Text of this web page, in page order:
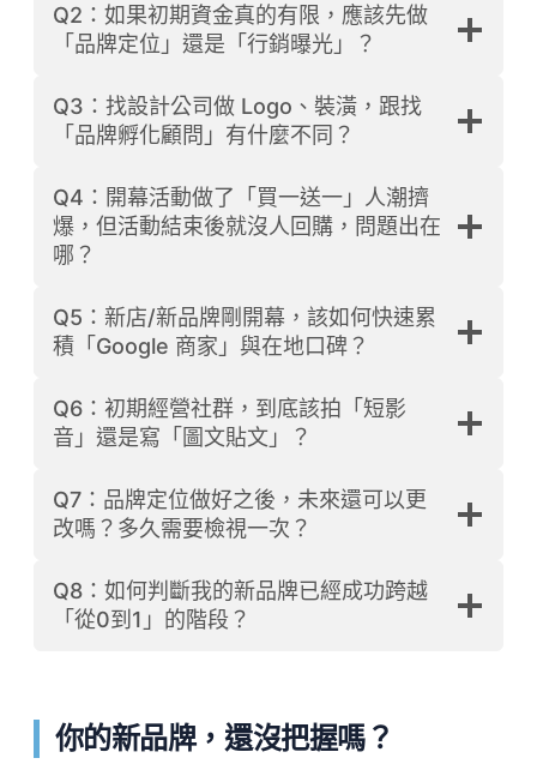
Q2：如果初期資金真的有限，應該先做
「品牌定位」還是「行銷曝光」？
Q3：找設計公司做 Logo、裝潢，跟找
「品牌孵化顧問」有什麼不同？
Q4：開幕活動做了「買一送一」人潮擠
爆，但活動結束後就沒人回購，問題出在
哪？
Q5：新店/新品牌剛開幕，該如何快速累
積「Google 商家」與在地口碑？
Q6：初期經營社群，到底該拍「短影
音」還是寫「圖文貼文」？
Q7：品牌定位做好之後，未來還可以更
改嗎？多久需要檢視一次？
Q8：如何判斷我的新品牌已經成功跨越
「從0到1」的階段？
你的新品牌，還沒把握嗎？